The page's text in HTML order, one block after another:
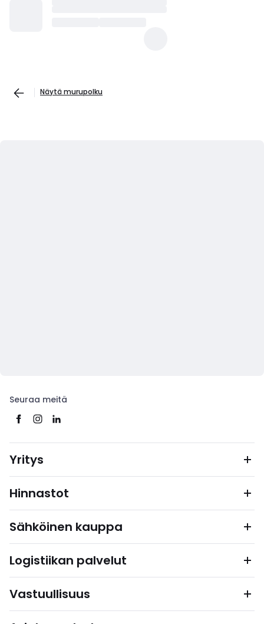
Näytä murupolku
Seuraa meitä
Yritys
Hinnastot
Sähköinen kauppa
Logistiikan palvelut
Vastuullisuus